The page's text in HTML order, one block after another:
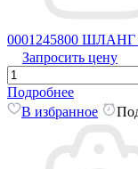
0001245800
Запросить цену
Подробнее
В избранное